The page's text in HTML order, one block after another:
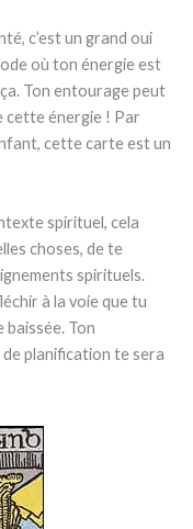
c’est un grand oui
où ton énergie est
Ton entourage peut
cette énergie ! Par
cette carte est un
spirituel, cela
choses, de te
spirituels.
à la voie que tu
Ton
planification te sera